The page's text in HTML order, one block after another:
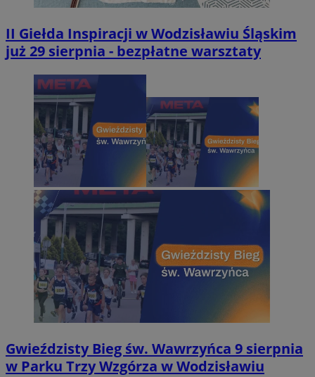
II Giełda Inspiracji w Wodzisławiu Śląskim
już 29 sierpnia - bezpłatne warsztaty
Gwieździsty Bieg św. Wawrzyńca 9 sierpnia
w Parku Trzy Wzgórza w Wodzisławiu